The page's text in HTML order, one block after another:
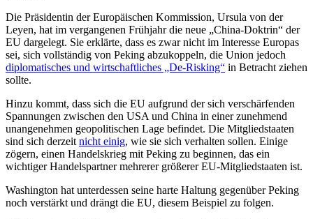
Die Präsidentin der Europäischen Kommission, Ursula von der
Leyen, hat im vergangenen Frühjahr die neue „China-Doktrin“ der
EU dargelegt. Sie erklärte, dass es zwar nicht im Interesse Europas
sei, sich vollständig von Peking abzukoppeln, die Union jedoch
diplomatisches und wirtschaftliches „De-Risking“ in Betracht ziehen
sollte.
Hinzu kommt, dass sich die EU aufgrund der sich verschärfenden
Spannungen zwischen den USA und China in einer zunehmend
unangenehmen geopolitischen Lage befindet. Die Mitgliedstaaten
sind sich derzeit nicht einig, wie sie sich verhalten sollen. Einige
zögern, einen Handelskrieg mit Peking zu beginnen, das ein
wichtiger Handelspartner mehrerer größerer EU-Mitgliedstaaten ist.
Washington hat unterdessen seine harte Haltung gegenüber Peking
noch verstärkt und drängt die EU, diesem Beispiel zu folgen.